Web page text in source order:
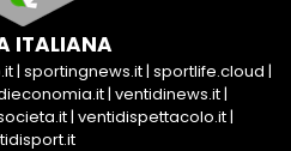
ITALIANA
| sportingnews.it| sportlife.cloud |
| ventidinews.it|
| ventidispettacolo.it|